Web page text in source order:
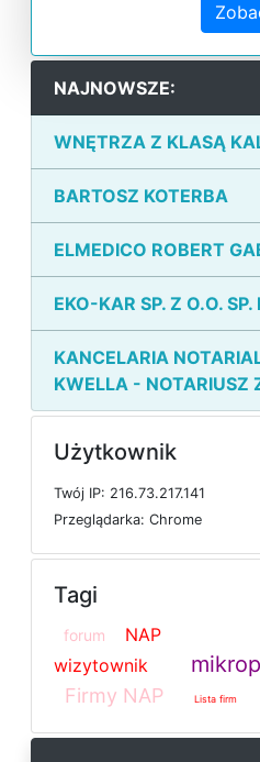
NAJNOWSZE:
WNĘTRZA Z KLASĄ
BARTOSZ KOTERBA
ELMEDICO ROBERT
EKO-KAR SP. Z O.O. SP.
KANCELARIA
KWELLA - NOTARIUSZ
Użytkownik
Twój IP: 216.73.217.141
Przeglądarka: Chrome
Tagi
forum
NAP
wizytownik
Firmy NAP Lista firm